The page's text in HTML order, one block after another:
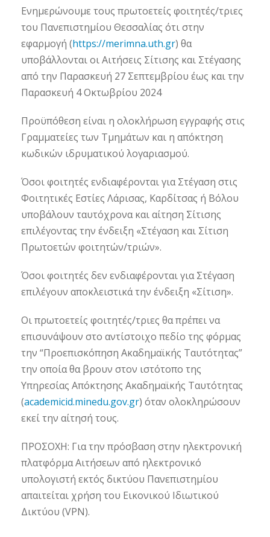
Ενημερώνουμε τους πρωτοετείς φοιτητές/τριες
του Πανεπιστημίου Θεσσαλίας ότι στην
εφαρμογή (https://merimna.uth.gr) θα
υποβάλλονται οι Αιτήσεις Σίτισης και Στέγασης
από την Παρασκευή 27 Σεπτεμβρίου έως και την
Παρασκευή 4 Οκτωβρίου 2024
Προϋπόθεση είναι η ολοκλήρωση εγγραφής στις
Γραμματείες των Τμημάτων και η απόκτηση
κωδικών ιδρυματικού λογαριασμού.
Όσοι φοιτητές ενδιαφέρονται για Στέγαση στις
Φοιτητικές Εστίες Λάρισας, Καρδίτσας ή Βόλου
υποβάλουν ταυτόχρονα και αίτηση Σίτισης
επιλέγοντας την ένδειξη «Στέγαση και Σίτιση
Πρωτοετών φοιτητών/τριών».
Όσοι φοιτητές δεν ενδιαφέρονται για Στέγαση
επιλέγουν αποκλειστικά την ένδειξη «Σίτιση».
Οι πρωτοετείς φοιτητές/τριες θα πρέπει να
επισυνάψουν στο αντίστοιχο πεδίο της φόρμας
την “Προεπισκόπηση Ακαδημαϊκής Ταυτότητας”
την οποία θα βρουν στον ιστότοπο της
Υπηρεσίας Απόκτησης Ακαδημαϊκής Ταυτότητας
(academicid.minedu.gov.gr) όταν ολοκληρώσουν
εκεί την αίτησή τους.
ΠΡΟΣΟΧΗ: Για την πρόσβαση στην ηλεκτρονική
πλατφόρμα Αιτήσεων από ηλεκτρονικό
υπολογιστή εκτός δικτύου Πανεπιστημίου
απαιτείται χρήση του Εικονικού Ιδιωτικού
Δικτύου (VPN).